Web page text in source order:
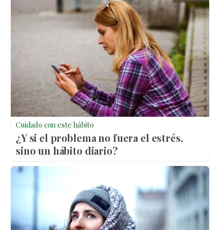
Cuidado con este hábito
¿Y si el problema no fuera el estrés,
sino un hábito diario?